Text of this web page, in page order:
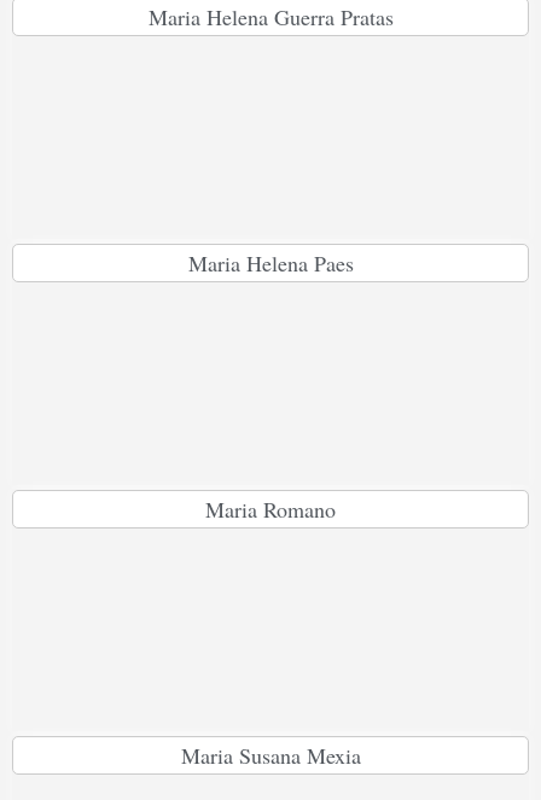
Maria Helena Guerra Pratas
Maria Helena Paes
Maria Romano
Maria Susana Mexia